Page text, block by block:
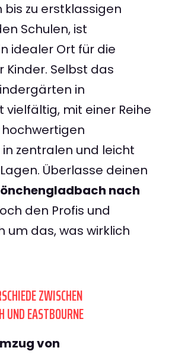
bis zu erstklassigen
Schulen, ist
idealer Ort für die
Kinder. Selbst das
in
vielfältig, mit einer Reihe
zentralen und leicht
Überlasse deinen
nach
den Profis und
um das, was wirklich
ZWISCHEN
UND EASTBOURNE
von